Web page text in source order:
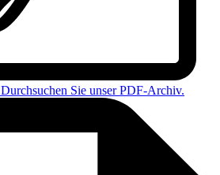
Durchsuchen Sie unser PDF-Archiv.